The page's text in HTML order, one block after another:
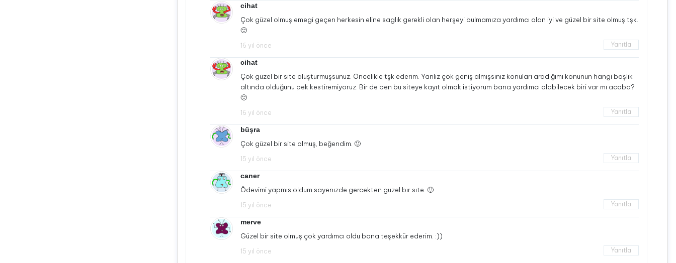
cihat
Çok güzel olmuş emegi geçen herkesin eline saglık gerekli olan herşeyi bulmamıza yardımcı olan iyi ve güzel bir site olmuş tşk.
🙂
16 yıl önce Yanıtla
cihat
Çok güzel bir site oluşturmuşsunuz. Öncelikle tşk ederim. Yanlız çok geniş almışsınız konuları aradığımı konunun hangi başlık
altında olduğunu pek kestiremiyoruz. Bir de ben bu siteye kayıt olmak istiyorum bana yardımcı olabilecek biri var mı acaba?
🙂
16 yıl önce Yanıtla
büşra
Çok güzel bir site olmuş, beğendim. 🙂
15 yıl önce Yanıtla
caner
Ödevimi yapmıs oldum sayenızde gercekten guzel bır sıte. 🙂
15 yıl önce Yanıtla
merve
Güzel bir site olmuş çok yardımcı oldu bana teşekkür ederim. :))
15 yıl önce Yanıtla